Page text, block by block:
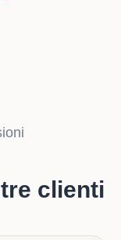
clienti